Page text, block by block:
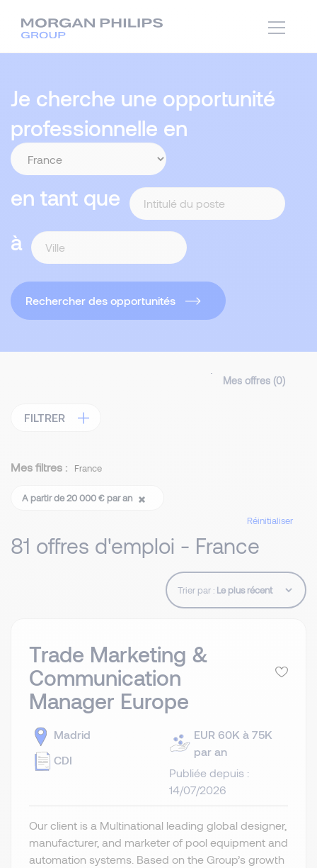
Je cherche une opportunité
professionnelle en
en tant que
à
Rechercher des opportunités
Mes offres (0)
FILTRER
Mes filtres : France
A partir de 20 000 € par an
Réinitialiser
81 offres d'emploi - France
Trier par :
Trade Marketing &
Communication
Manager Europe
Madrid
CDI
EUR 60K à 75K
par an
Publiée depuis :
14/07/2026
Our client is a Multinational leading global designer,
manufacturer, and marketer of pool equipment and
automation systems. Based on the Group’s growth